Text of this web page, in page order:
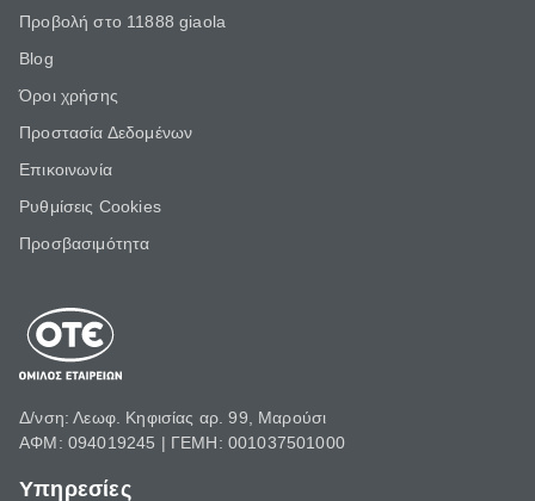
Προβολή στο 11888 giaola
Blog
Όροι χρήσης
Προστασία Δεδομένων
Επικοινωνία
Ρυθμίσεις Cookies
Προσβασιμότητα
Δ/νση: Λεωφ. Κηφισίας αρ. 99, Μαρούσι
ΑΦΜ: 094019245 | ΓΕΜΗ: 001037501000
Υπηρεσίες